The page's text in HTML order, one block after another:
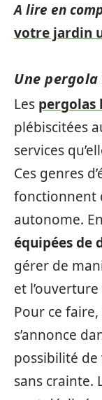
A lire en
votre jardin
Une
Les pergolas
plébiscitées
services
Ces genres
fonctionnent
autonome.
équipées de
gérer de
et
Pour ce
s’annonce
possibilité
sans crainte.